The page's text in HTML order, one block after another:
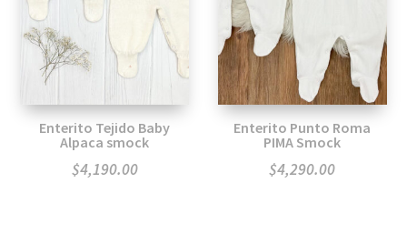
Enterito Tejido Baby
Alpaca smock
$4,190.00
Enterito Punto Roma
PIMA Smock
$4,290.00